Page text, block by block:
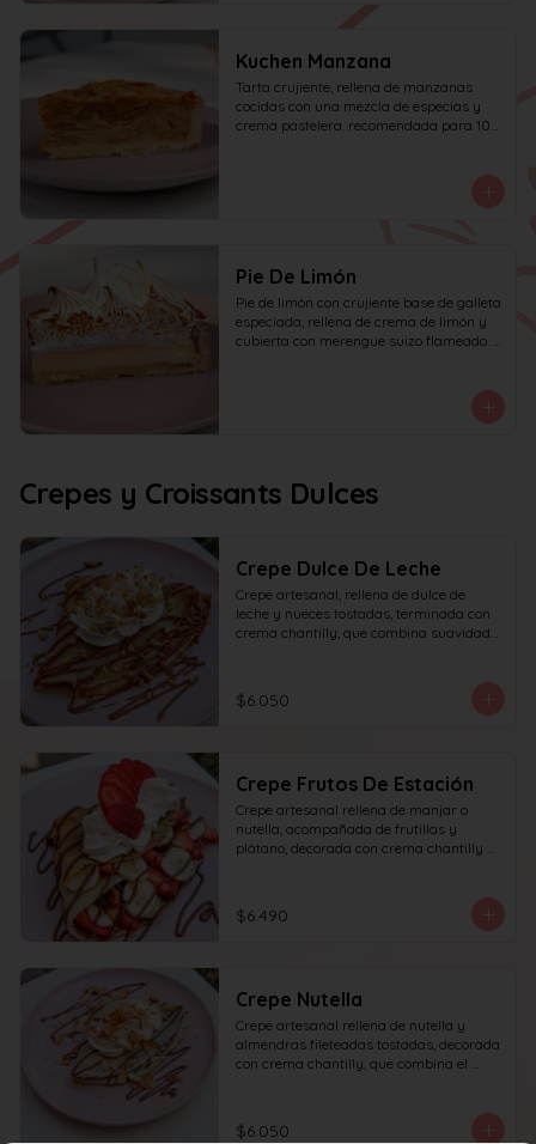
Kuchen Manzana
Tarta crujiente, rellena de manzanas
cocidas con una mezcla de especias y
crema pastelera. recomendada para 10
Pie De Limón
Pie de limón con crujiente base de galleta
especiada, rellena de crema de limón y
cubierta con merengue suizo flameado.
Crepes y Croissants Dulces
Crepe Dulce De Leche
Crepe artesanal, rellena de dulce de
leche y nueces tostadas, terminada con
crema chantilly, que combina suavidad
$6.050
Crepe Frutos De Estación
Crepe artesanal rellena de manjar o
nutella, acompañada de frutillas y
plátano, decorada con crema chantilly y
textura en cada bocado.
$6.490
Crepe Nutella
Crepe artesanal rellena de nutella y
almendras fileteadas tostadas, decorada
con crema chantilly, que combina el
bocado.
$6.050